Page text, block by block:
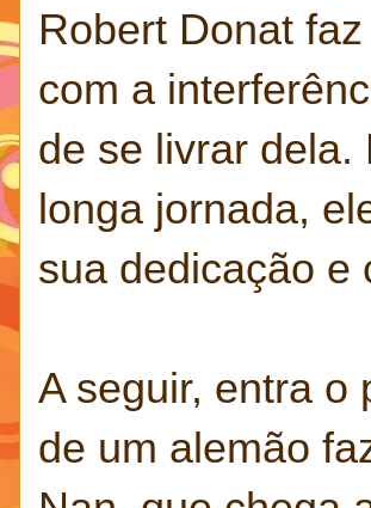
Robert Donat
com a
de se livrar dela.
longa jornada,
sua dedicação e
A seguir, entra o
de um alemão